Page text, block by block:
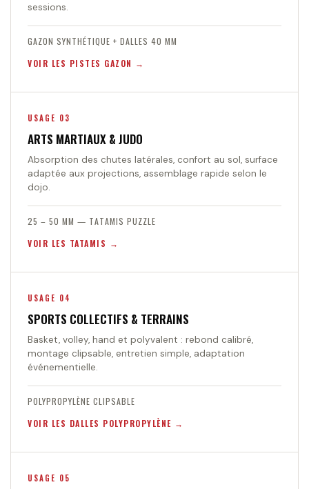
sessions.
GAZON SYNTHÉTIQUE + DALLES 40 MM
VOIR LES PISTES GAZON
USAGE 03
ARTS MARTIAUX & JUDO
Absorption des chutes latérales, confort au sol, surface
adaptée aux projections, assemblage rapide selon le
dojo.
25 – 50 MM — TATAMIS PUZZLE
VOIR LES TATAMIS
USAGE 04
SPORTS COLLECTIFS & TERRAINS
Basket, volley, hand et polyvalent : rebond calibré,
montage clipsable, entretien simple, adaptation
événementielle.
POLYPROPYLÈNE CLIPSABLE
VOIR LES DALLES POLYPROPYLÈNE
USAGE 05